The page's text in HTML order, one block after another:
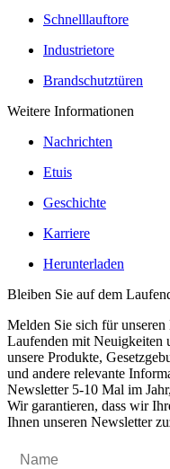
Schnelllauftore
Industrietore
Brandschutztüren
Weitere Informationen
Nachrichten
Etuis
Geschichte
Karriere
Herunterladen
Bleiben Sie auf dem
Melden Sie sich für
Laufenden mit Neuigkeiten
unsere Produkte,
und andere relevante
Newsletter 5-10 Mal im
Wir garantieren, dass wir
Ihnen unseren Newsletter